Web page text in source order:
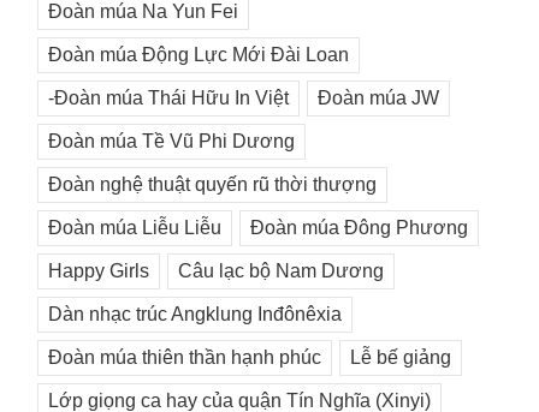
Đoàn múa Na Yun Fei
Đoàn múa Động Lực Mới Đài Loan
-Đoàn múa Thái Hữu In Việt Đoàn múa JW
Đoàn múa Tề Vũ Phi Dương
Đoàn nghệ thuật quyến rũ thời thượng
Đoàn múa Liễu Liễu Đoàn múa Đông Phương
Happy Girls Câu lạc bộ Nam Dương
Dàn nhạc trúc Angklung Inđônêxia
Đoàn múa thiên thần hạnh phúc Lễ bế giảng
Lớp giọng ca hay của quận Tín Nghĩa (Xinyi)